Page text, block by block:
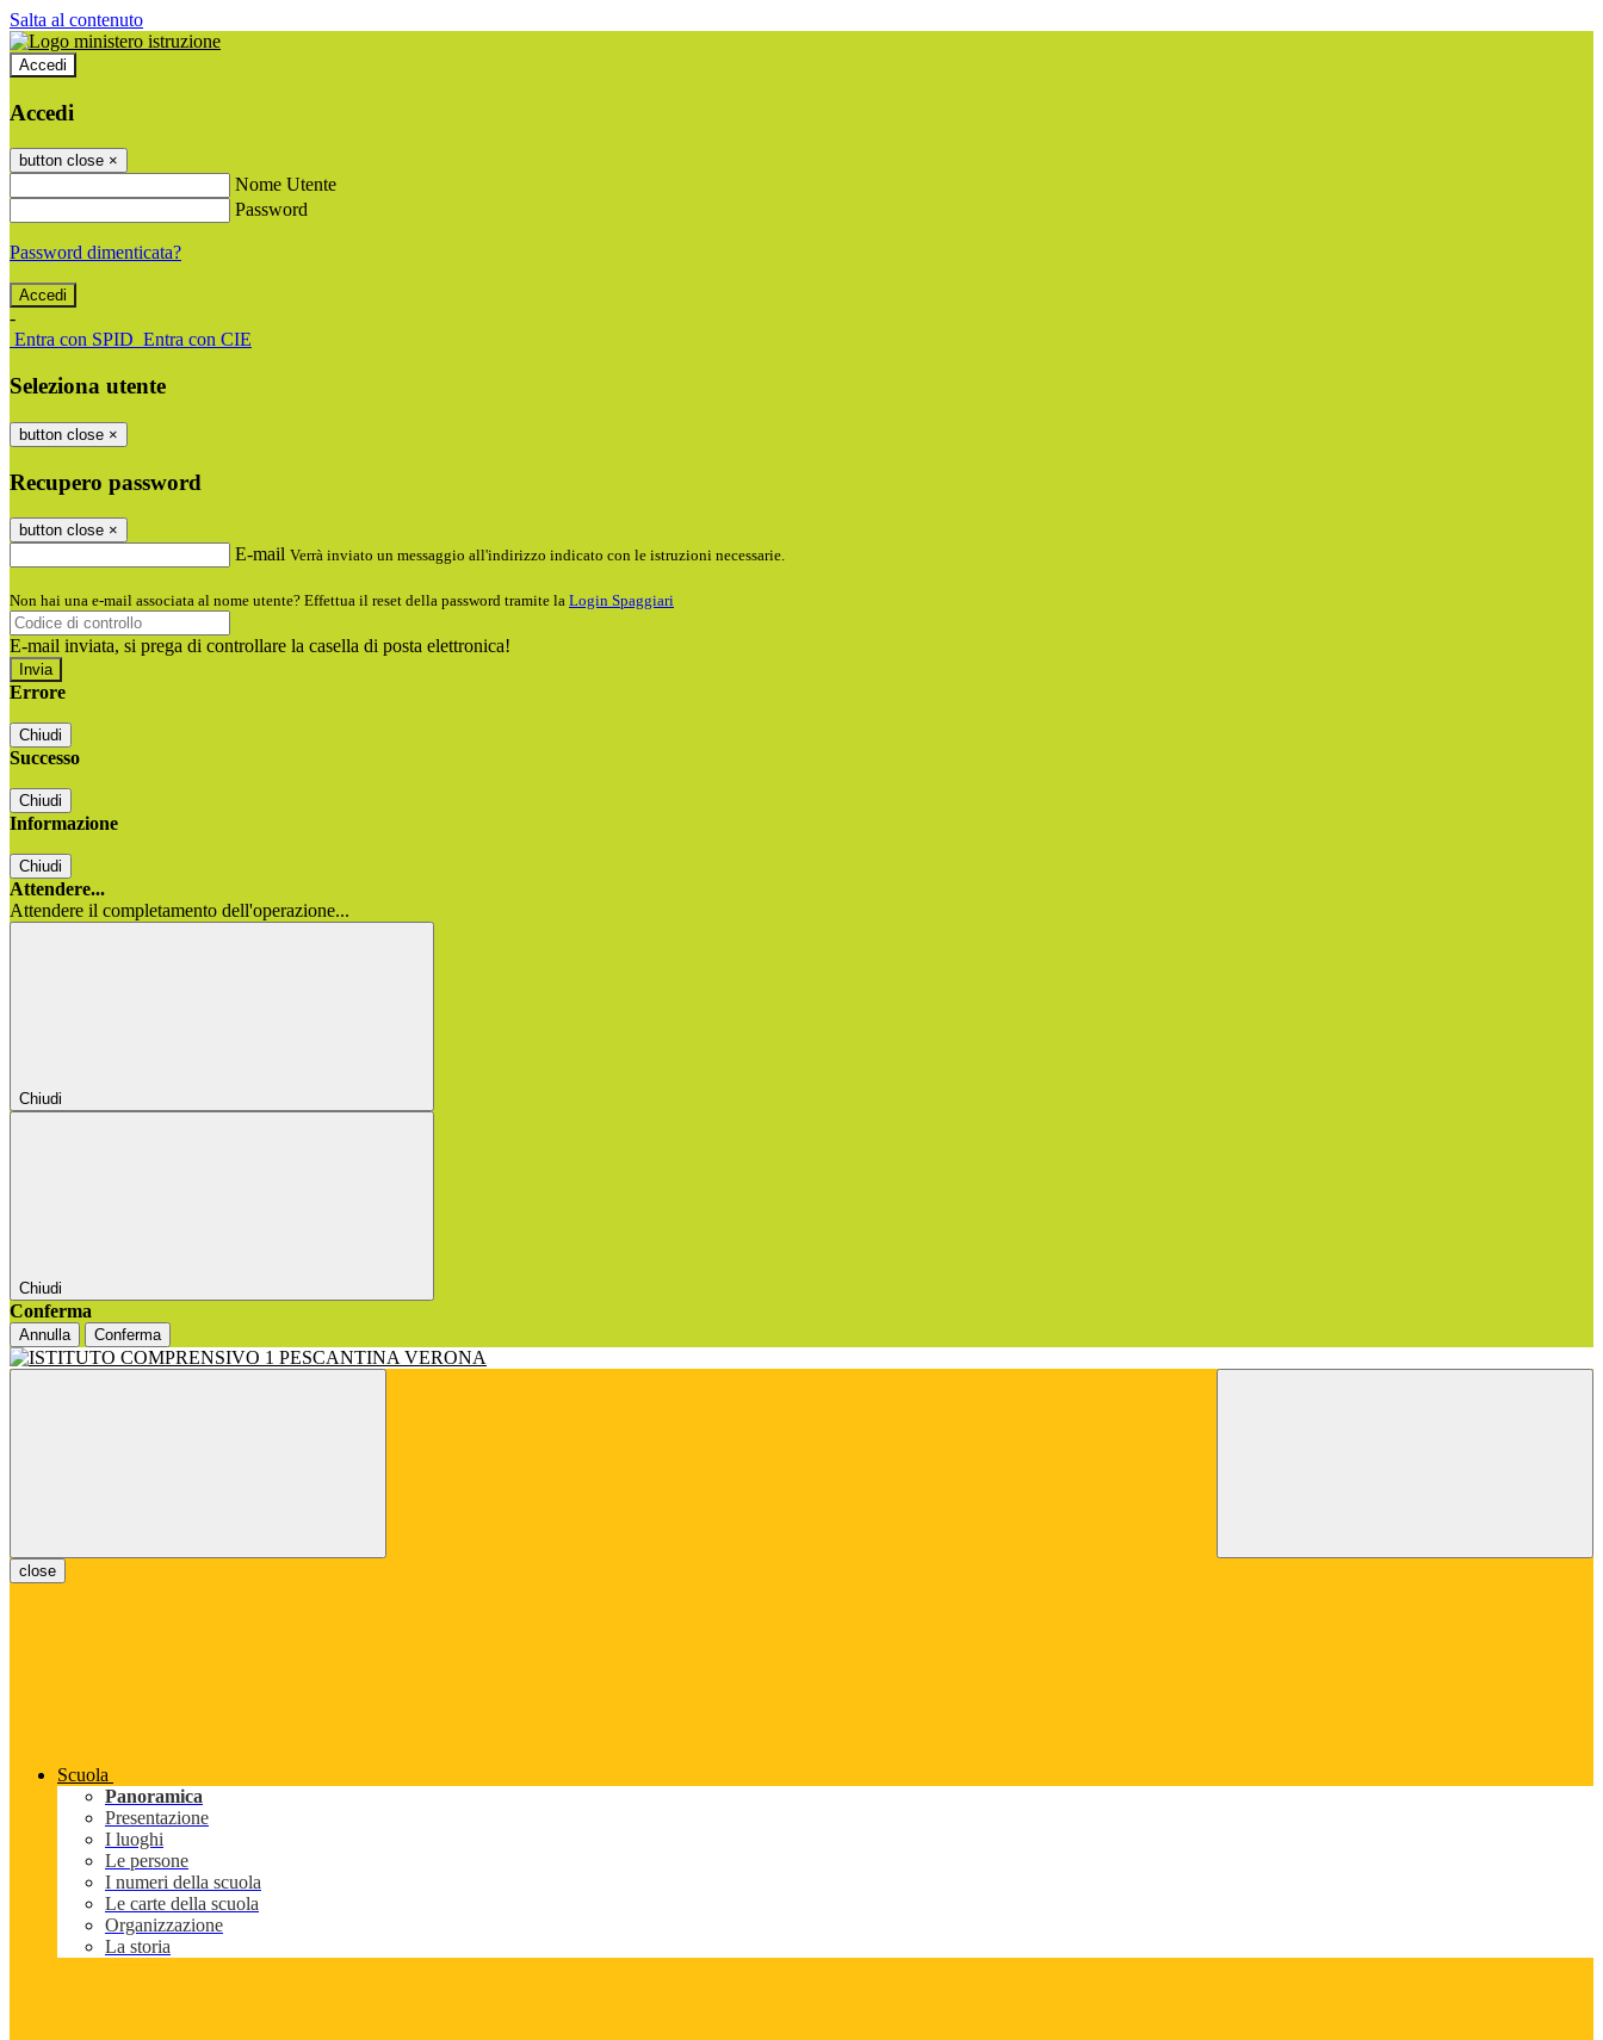
Salta al contenuto
Accedi
Accedi
button close ×
Nome Utente
Password
Password dimenticata?
-
Entra con SPID Entra con CIE
Seleziona utente
button close ×
Recupero password
button close ×
E-mail Verrà inviato un messaggio all'indirizzo indicato con le istruzioni necessarie.
Non hai una e-mail associata al nome utente? Effettua il reset della password tramite la Login Spaggiari
E-mail inviata, si prega di controllare la casella di posta elettronica!
Errore
Chiudi
Successo
Chiudi
Informazione
Chiudi
Attendere...
Attendere il completamento dell'operazione...
Chiudi
Chiudi
Conferma
Annulla Conferma
close
Scuola
Panoramica
Presentazione
I luoghi
Le persone
I numeri della scuola
Le carte della scuola
Organizzazione
La storia